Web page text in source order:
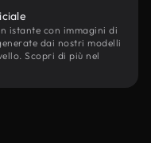
istante con immagini di
dai nostri modelli
Scopri di più nel